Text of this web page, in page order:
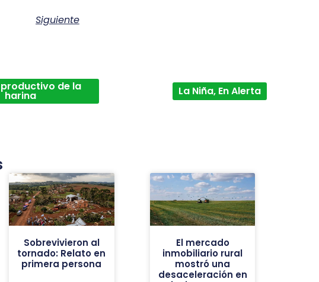
Siguiente
de la
harina La Niña, En Alerta
Sobrevivieron al
tornado: Relato en
primera persona
El mercado
inmobiliario rural
mostró una
desaceleración en